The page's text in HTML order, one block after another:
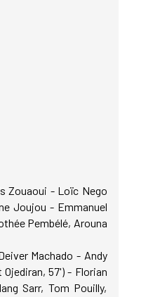
Zouaoui - Loïc Nego
Joujou - Emmanuel
Pembélé, Arouna
Machado - Andy
57') - Florian
Sarr, Tom Pouilly,